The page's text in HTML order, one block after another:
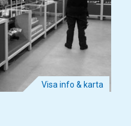
Visa info & karta